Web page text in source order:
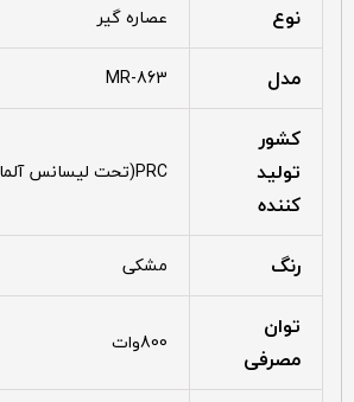
نوع عصاره گیر
مدل MR-863
کشور
تولید
کننده
PRC(تحت لیسانس آلمان)
رنگ مشکی
توان
مصرفی
800وات